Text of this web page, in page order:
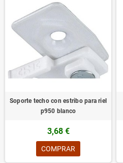
Soporte techo con estribo para riel
p950 blanco
3,68 €
COMPRAR